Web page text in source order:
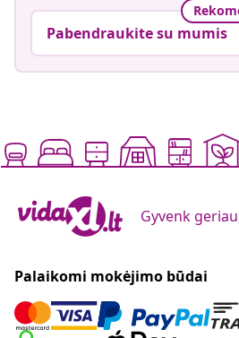
Pabendraukite su mumis
Gyvenk
Palaikomi mokėjimo būdai